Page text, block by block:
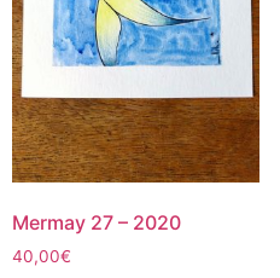
Mermay 27 – 2020
40,00€